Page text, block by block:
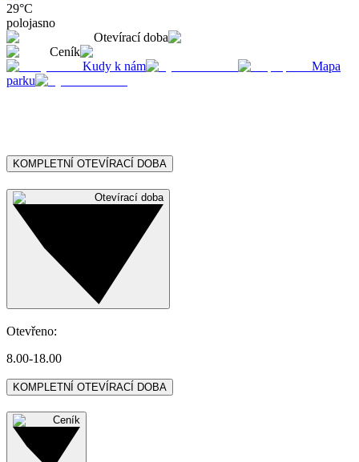
29°C
polojasno
Otevírací doba
Ceník
Kudy k nám
Mapa
parku
KOMPLETNÍ OTEVÍRACÍ DOBA
Otevírací doba
Otevřeno:
8.00-18.00
KOMPLETNÍ OTEVÍRACÍ DOBA
Ceník